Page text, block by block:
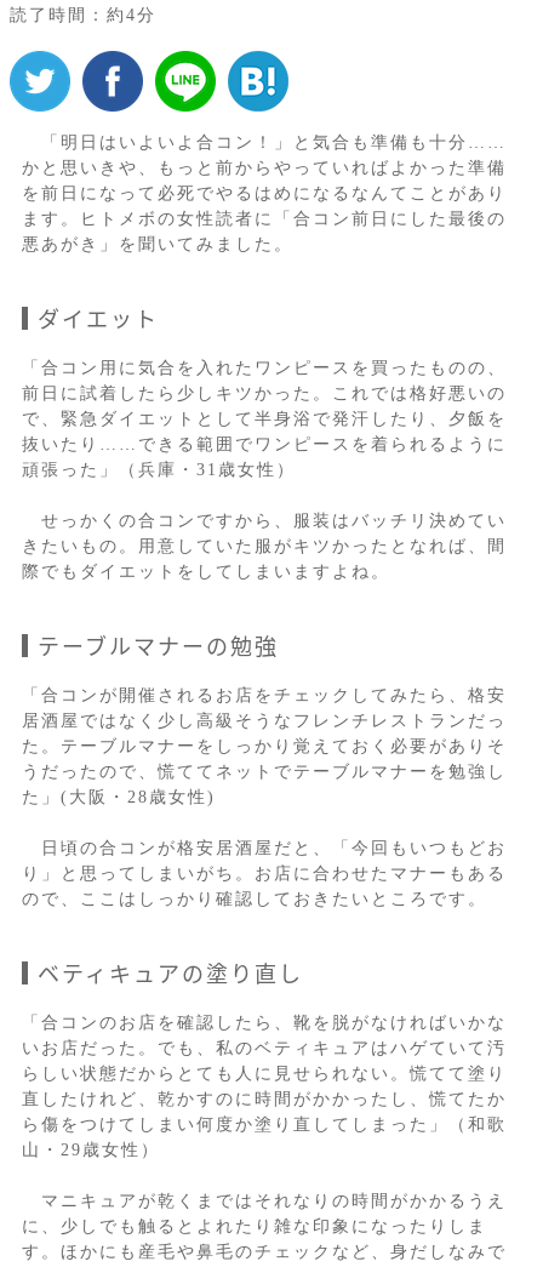
読了時間：約4分
「明日はいよいよ合コン！」と気合も準備も十分……
かと思いきや、もっと前からやっていればよかった準備
を前日になって必死でやるはめになるなんてことがあり
ます。ヒトメボの女性読者に「合コン前日にした最後の
悪あがき」を聞いてみました。
ダイエット
「合コン用に気合を入れたワンピースを買ったものの、
前日に試着したら少しキツかった。これでは格好悪いの
で、緊急ダイエットとして半身浴で発汗したり、夕飯を
抜いたり……できる範囲でワンピースを着られるように
頑張った」（兵庫・31歳女性）
せっかくの合コンですから、服装はバッチリ決めてい
きたいもの。用意していた服がキツかったとなれば、間
際でもダイエットをしてしまいますよね。
テーブルマナーの勉強
「合コンが開催されるお店をチェックしてみたら、格安
居酒屋ではなく少し高級そうなフレンチレストランだっ
た。テーブルマナーをしっかり覚えておく必要がありそ
うだったので、慌ててネットでテーブルマナーを勉強し
た」(大阪・28歳女性)
日頃の合コンが格安居酒屋だと、「今回もいつもどお
り」と思ってしまいがち。お店に合わせたマナーもある
ので、ここはしっかり確認しておきたいところです。
ベティキュアの塗り直し
「合コンのお店を確認したら、靴を脱がなければいかな
いお店だった。でも、私のベティキュアはハゲていて汚
らしい状態だからとても人に見せられない。慌てて塗り
直したけれど、乾かすのに時間がかかったし、慌てたか
ら傷をつけてしまい何度か塗り直してしまった」（和歌
山・29歳女性）
マニキュアが乾くまではそれなりの時間がかかるうえ
に、少しでも触るとよれたり雑な印象になったりしま
す。ほかにも産毛や鼻毛のチェックなど、身だしなみで